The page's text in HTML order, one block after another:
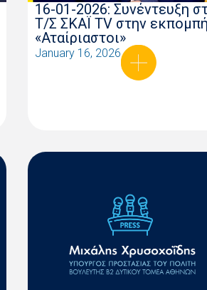
16-01-2026: Συνέντευξη
Τ/Σ ΣΚΑΪ ΤV στην
«Αταίριαστοι»
January 16, 2026